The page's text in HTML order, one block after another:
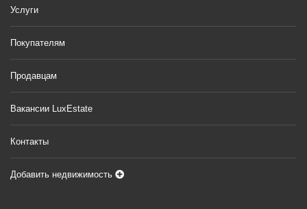
Услуги
Покупателям
Продавцам
Вакансии LuxEstate
Контакты
Добавить недвижимость